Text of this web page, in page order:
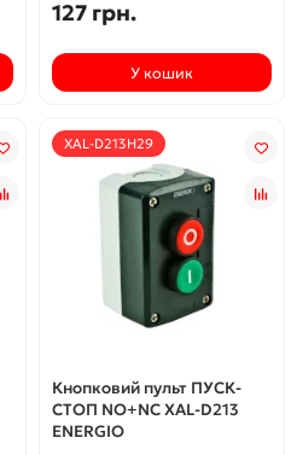
127 грн.
У кошик
XAL-D213H29
Кнопковий пульт ПУСК-
СТОП NO+NC XAL-D213
ENERGIO